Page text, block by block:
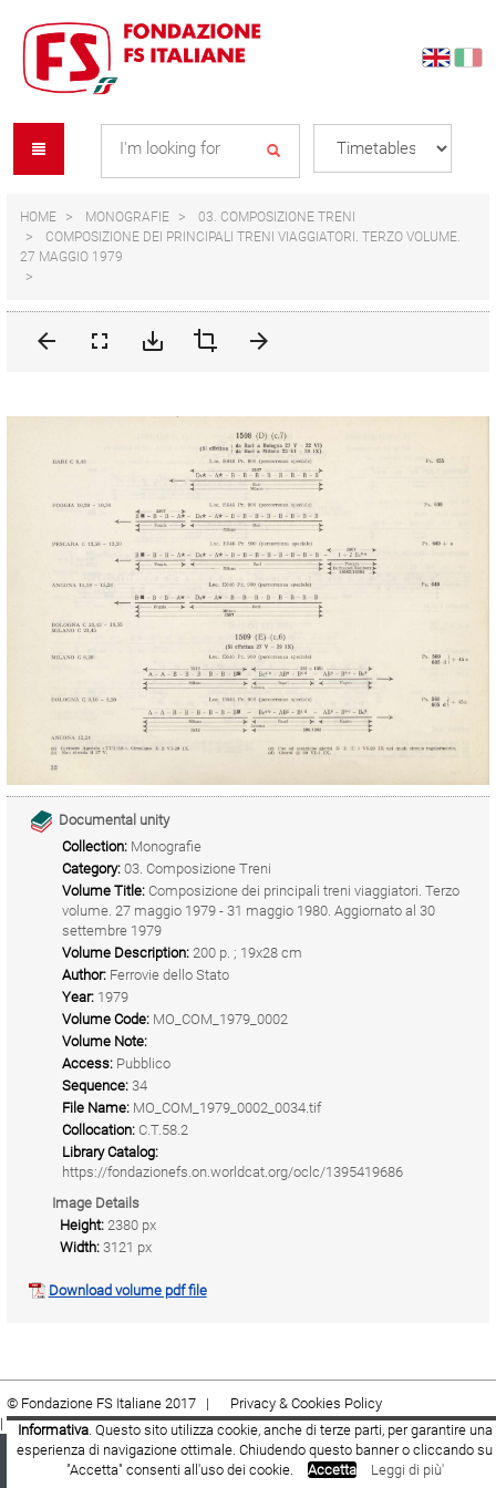
content
navigation
menu
HOME MONOGRAFIE
03. COMPOSIZIONE TRENI
COMPOSIZIONE DEI PRINCIPALI TRENI VIAGGIATORI. TERZO VOLUME.
27 MAGGIO 1979
Documental unity
Collection: Monografie
Category: 03. Composizione Treni
Volume Title: Composizione dei principali treni viaggiatori. Terzo
volume. 27 maggio 1979 - 31 maggio 1980. Aggiornato al 30
settembre 1979
Volume Description: 200 p. ; 19x28 cm
Author: Ferrovie dello Stato
Year: 1979
Volume Code: MO_COM_1979_0002
Volume Note:
Access: Pubblico
Sequence: 34
File Name: MO_COM_1979_0002_0034.tif
Collocation: C.T.58.2
Library Catalog:
https://fondazionefs.on.worldcat.org/oclc/1395419686
Image Details
Height: 2380 px
Width: 3121 px
Download volume pdf file
© Fondazione FS Italiane 2017 |
Privacy & Cookies Policy
|Cookie|Termini e condizioni
Informativa. Questo sito utilizza cookie, anche di terze parti, per garantire una
esperienza di navigazione ottimale. Chiudendo questo banner o cliccando su
"Accetta" consenti all'uso dei cookie.
Accetta Leggi di più'
Facebook
Youtube
Fondazione FS Italiane